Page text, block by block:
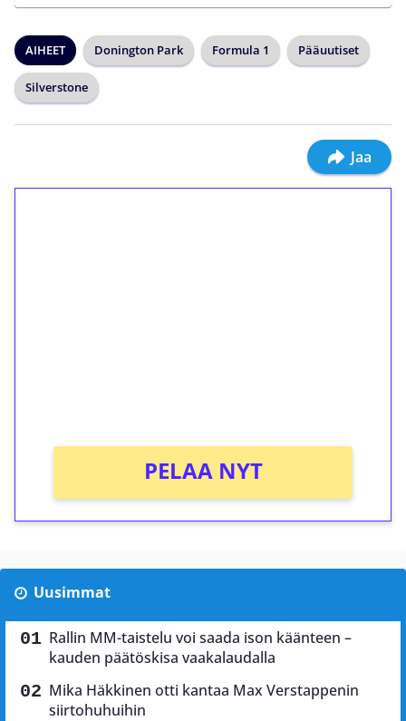
AIHEET Donington Park Formula 1 Pääuutiset
Silverstone
Jaa
PELAA NYT
Uusimmat
Rallin MM-taistelu voi saada ison käänteen –
kauden päätöskisa vaakalaudalla
Mika Häkkinen otti kantaa Max Verstappenin
siirtohuhuihin